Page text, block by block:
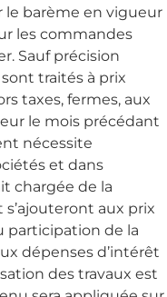
le barème en vigueur
les commandes
Sauf précision
traités à prix
taxes, fermes, aux
le mois précédant
nécessite
et dans
chargée de la
aux prix
participation de la
dépenses d’intérêt
des travaux est